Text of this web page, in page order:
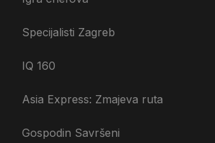
Specijalisti Zagreb
IQ 160
Asia Express: Zmajeva ruta
Gospodin Savršeni